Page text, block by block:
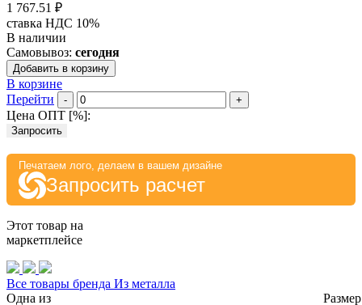
1 767.51 ₽
ставка НДС 10%
В наличии
Самовывоз: сегодня
Добавить в корзину
В корзине
Перейти
- +
Цена ОПТ [%]:
Запросить
Печатаем лого, делаем в вашем дизайне
Запросить расчет
Этот товар на
маркетплейсе
Все товары бренда Из металла
Одна из